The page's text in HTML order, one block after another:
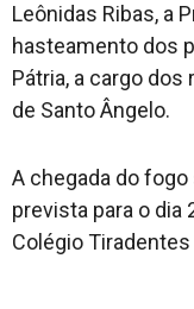
Leônidas Ribas, a
hasteamento dos
Pátria, a cargo
de Santo Ângelo.
A chegada do
prevista para o dia
Colégio Tiradentes